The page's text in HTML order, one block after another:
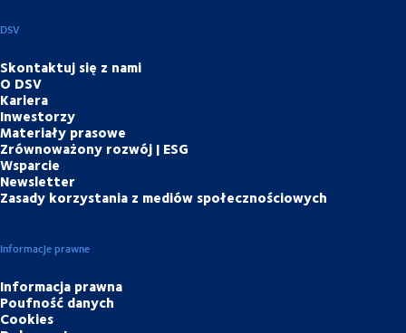
DSV
Skontaktuj się z nami
O DSV
Kariera
Inwestorzy
Materiały prasowe
Zrównoważony rozwój | ESG
Wsparcie
Newsletter
Zasady korzystania z mediów społecznościowych
Informacje prawne
Informacja prawna
Poufność danych
Cookies